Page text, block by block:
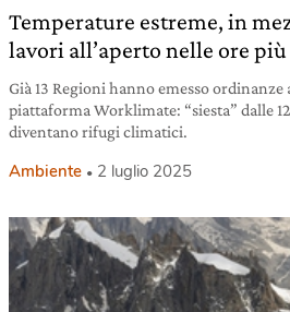
Temperature estreme, in
lavori all’aperto nelle ore più
Già 13 Regioni hanno emesso ordinanze
piattaforma Worklimate: “siesta” dalle
diventano rifugi climatici.
Ambiente 2 luglio 2025